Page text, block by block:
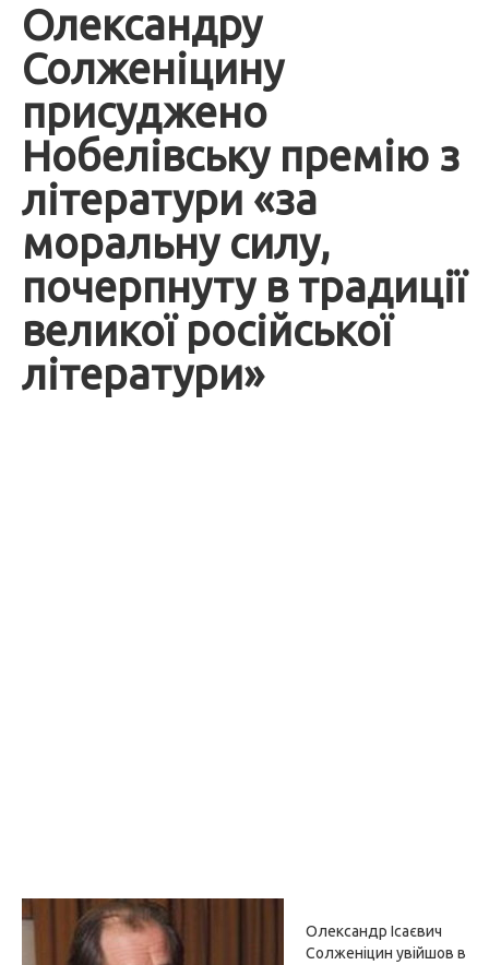
Олександру
Солженіцину
присуджено
Нобелівську премію з
літератури «за
моральну силу,
почерпнуту в традиції
великої російської
літератури»
Олександр Ісаєвич
Солженіцин увійшов в